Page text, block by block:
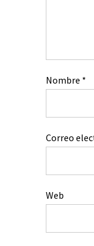
Nombre *
Correo
Web